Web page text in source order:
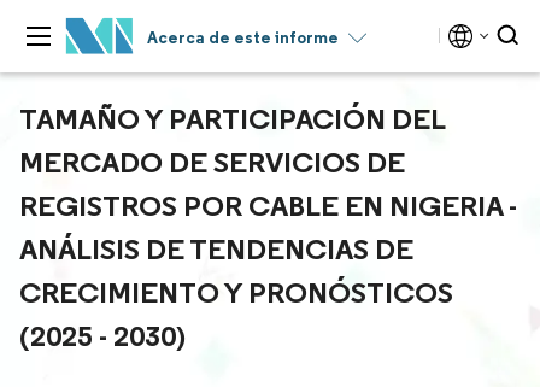
Acerca de este informe
TAMAÑO Y PARTICIPACIÓN DEL
MERCADO DE SERVICIOS DE
REGISTROS POR CABLE EN NIGERIA -
ANÁLISIS DE TENDENCIAS DE
CRECIMIENTO Y PRONÓSTICOS
(2025 - 2030)